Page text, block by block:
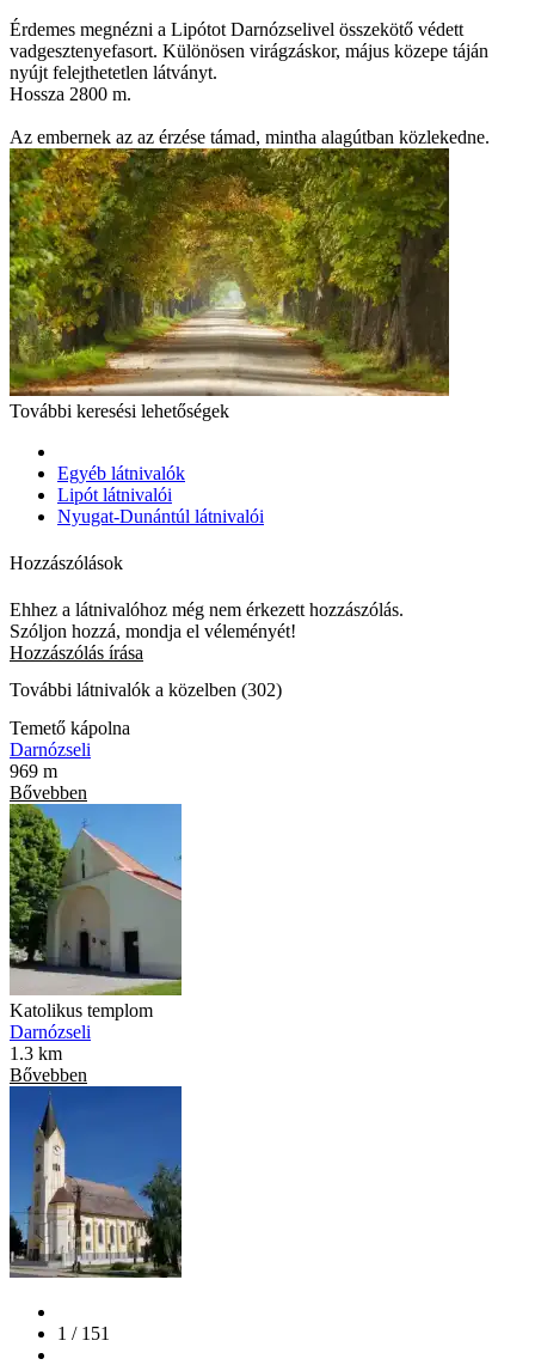
Érdemes megnézni a Lipótot Darnózselivel összekötő védett
vadgesztenyefasort. Különösen virágzáskor, május közepe táján
nyújt felejthetetlen látványt.
Hossza 2800 m.
Az embernek az az érzése támad, mintha alagútban közlekedne.
További keresési lehetőségek
Egyéb látnivalók
Lipót látnivalói
Nyugat-Dunántúl látnivalói
Hozzászólások
Ehhez a látnivalóhoz még nem érkezett hozzászólás.
Szóljon hozzá, mondja el véleményét!
Hozzászólás írása
További látnivalók a közelben (302)
Temető kápolna
Darnózseli
969 m
Bővebben
Katolikus templom
Darnózseli
1.3 km
Bővebben
1 / 151